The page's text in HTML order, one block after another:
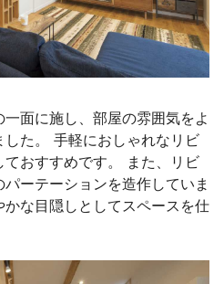
面に施し、部屋の雰囲気をよ
した。 手軽におしゃれなリビ
おすすめです。 また、リビ
ーテーションを造作していま
な目隠しとしてスペースを仕